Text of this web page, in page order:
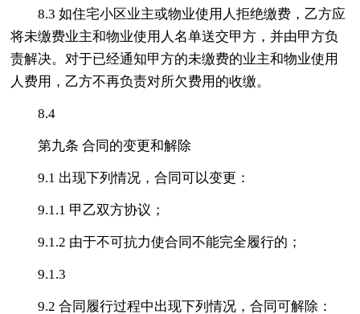
8.3 如住宅小区业主或物业使用人拒绝缴费，乙方应
将未缴费业主和物业使用人名单送交甲方，并由甲方负
责解决。对于已经通知甲方的未缴费的业主和物业使用
人费用，乙方不再负责对所欠费用的收缴。
8.4
第九条 合同的变更和解除
9.1 出现下列情况，合同可以变更：
9.1.1 甲乙双方协议；
9.1.2 由于不可抗力使合同不能完全履行的；
9.1.3
9.2 合同履行过程中出现下列情况，合同可解除：